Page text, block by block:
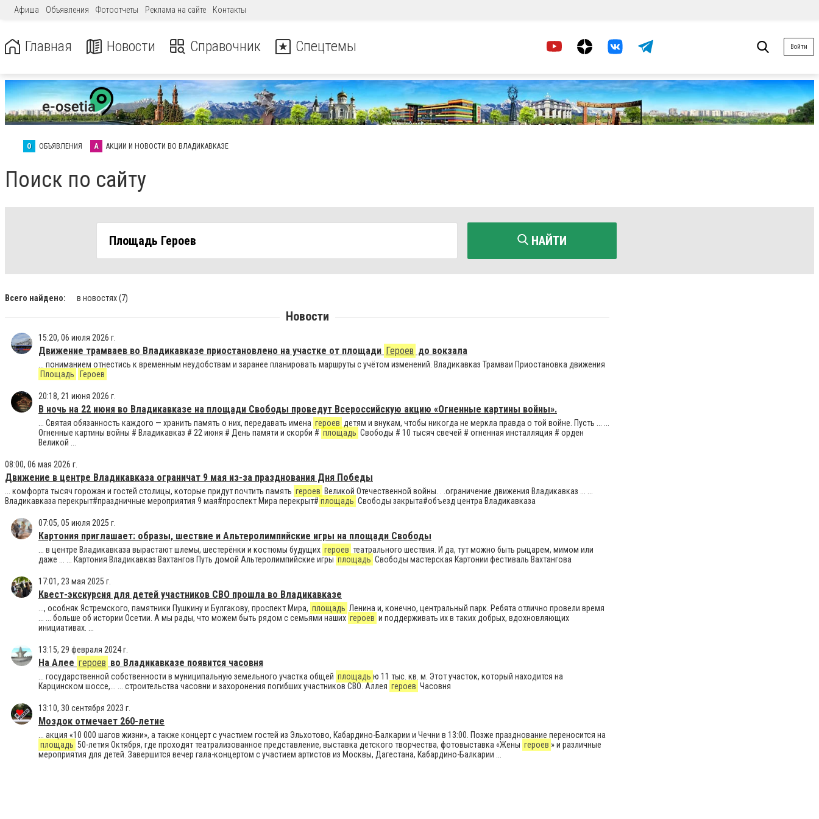
Афиша Объявления Фотоотчеты Реклама на сайте Контакты
Главная Новости Справочник Спецтемы Войти
О ОБЪЯВЛЕНИЯ А АКЦИИ И НОВОСТИ ВО ВЛАДИКАВКАЗЕ
Поиск по сайту
НАЙТИ
Всего найдено: в новостях(7)
Новости
15:20, 06 июля 2026 г.
Движение трамваев во Владикавказе приостановлено на участке от площади Героев до вокзала
... пониманием отнестись к временным неудобствам и заранее планировать маршруты с учётом изменений. Владикавказ Трамваи Приостановка движения
Площадь
Героев
20:18, 21 июня 2026 г.
В ночь на 22 июня во Владикавказе на площади Свободы проведут Всероссийскую акцию «Огненные картины войны».
... Святая обязанность каждого — хранить память о них, передавать имена героев детям и внукам, чтобы никогда не меркла правда о той войне. Пусть ... ...
Огненные картины войны # Владикавказ # 22 июня # День памяти и скорби # площадь Свободы # 10 тысяч свечей # огненная инсталляция # орден
Великой ...
08:00, 06 мая 2026 г.
Движение в центре Владикавказа ограничат 9 мая из-за празднования Дня Победы
... комфорта тысяч горожан и гостей столицы, которые придут почтить память героев Великой Отечественной войны. . .ограничение движения Владикавказ ... ...
Владикавказа перекрыт#праздничные мероприятия 9 мая#проспект Мира перекрыт# площадь Свободы закрыта#объезд центра Владикавказа
07:05, 05 июля 2025 г.
Картония приглашает: образы, шествие и Альтеролимпийские игры на площади Свободы
... в центре Владикавказа вырастают шлемы, шестерёнки и костюмы будущих героев театрального шествия. И да, тут можно быть рыцарем, мимом или
даже ... ... Картония Владикавказ Вахтангов Путь домой Альтеролимпийские игры площадь Свободы мастерская Картонии фестиваль Вахтангова
17:01, 23 мая 2025 г.
Квест-экскурсия для детей участников СВО прошла во Владикавказе
..., особняк Ястремского, памятники Пушкину и Булгакову, проспект Мира, площадь Ленина и, конечно, центральный парк. Ребята отлично провели время
... ... больше об истории Осетии. А мы рады, что можем быть рядом с семьями наших героев и поддерживать их в таких добрых, вдохновляющих
инициативах. ...
13:15, 29 февраля 2024 г.
На Алее героев во Владикавказе появится часовня
... государственной собственности в муниципальную земельного участка общей площадь ю 11 тыс. кв. м. Этот участок, который находится на
Карцинском шоссе,... ... строительства часовни и захоронения погибших участников СВО. Аллея героев Часовня
13:10, 30 сентября 2023 г.
Моздок отмечает 260-летие
... акция «10 000 шагов жизни», а также концерт с участием гостей из Эльхотово, Кабардино-Балкарии и Чечни в 13:00. Позже празднование переносится на
площадь 50-летия Октября, где проходят театрализованное представление, выставка детского творчества, фотовыставка «Жены героев » и различные
мероприятия для детей. Завершится вечер гала-концертом с участием артистов из Москвы, Дагестана, Кабардино-Балкарии ...